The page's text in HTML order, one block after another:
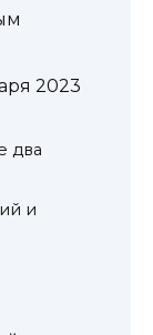
2023
два
и